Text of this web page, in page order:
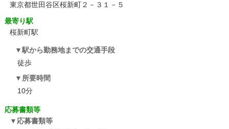
東京都世田谷区桜新町２－３１－５
最寄り駅
桜新町駅
駅から勤務地までの交通手段
徒歩
所要時間
10分
応募書類等
応募書類等